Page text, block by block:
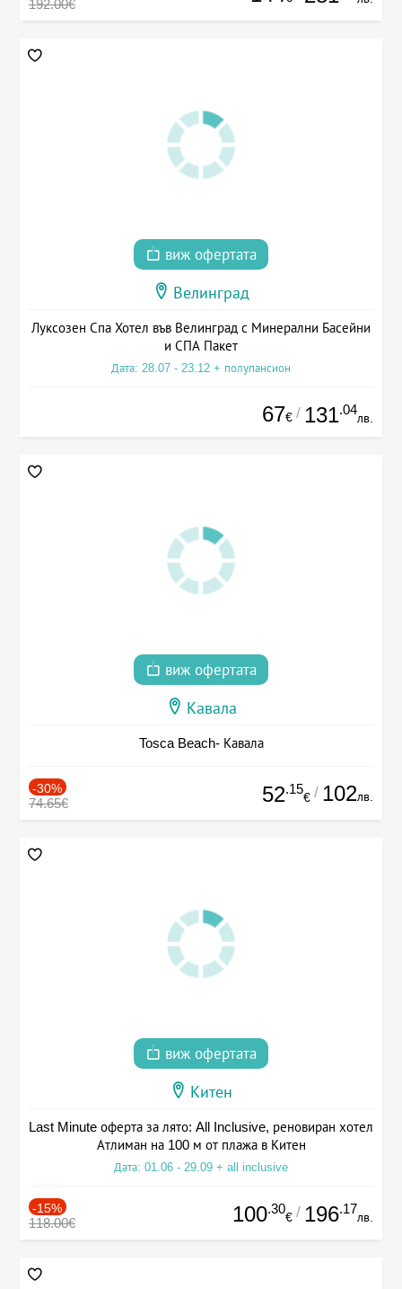
192.00€
виж офертата
Велинград
Луксозен Спа Хотел във Велинград с Минерални Басейни
и СПА Пакет
Дата: 28.07 - 23.12 + полупансион
67€ / 131.04
лв.
виж офертата
Кавала
Tosca Beach- Кавала
-30%
74.65€ 52.15
€ / 102лв.
виж офертата
Китен
Last Minute оферта за лято: All Inclusive, реновиран хотел
Атлиман на 100 м от плажа в Китен
Дата: 01.06 - 29.09 + all inclusive
-15%
118.00€ 100.30
€ / 196.17
лв.